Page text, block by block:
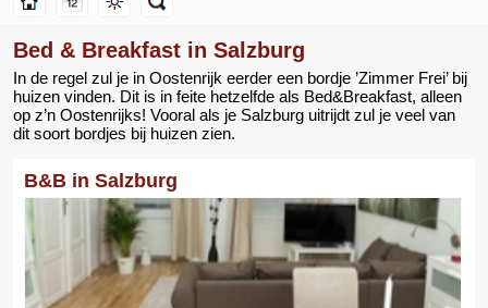
Bed & Breakfast in Salzburg
In de regel zul je in Oostenrijk eerder een bordje ’Zimmer Frei’ bij
huizen vinden. Dit is in feite hetzelfde als Bed&Breakfast, alleen
op z’n Oostenrijks! Vooral als je Salzburg uitrijdt zul je veel van
dit soort bordjes bij huizen zien.
B&B in Salzburg